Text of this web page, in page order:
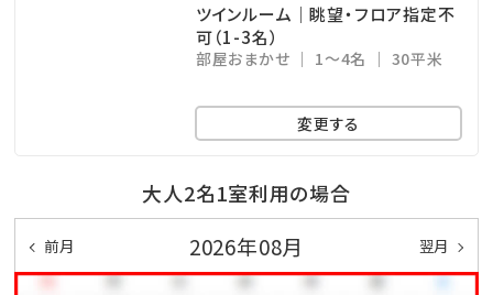
・お子様料金30％OFF♪※大人2名からにて対象
・滞在中駐車場1台無料！(通常1泊1台550円)
＜毎週開催｜サザンde週末ステージ♪＞
ガーデンプールサイドで心地良い風を感じながら、
琉球和太鼓・創作エイサー、沖縄音楽LIVEなどをお楽し
ツインルーム｜眺望・フロア指定不
可（1-3名）
部屋おまかせ 1～4名 30平米
変更する
大人2名1室利用の場合
前月 2026年08月 翌月